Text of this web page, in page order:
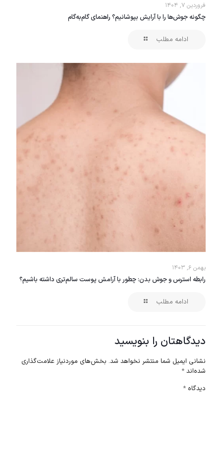
فروردین ۷, ۱۴۰۴
چگونه جوش‌ها را با آرایش بپوشانیم؟ راهنمای گام‌به‌گام
ادامه مطلب
بهمن ۶, ۱۴۰۳
رابطه استرس و جوش بدن: چطور با آرامش پوست سالم‌تری داشته باشیم؟
ادامه مطلب
دیدگاهتان را بنویسید
نشانی ایمیل شما منتشر نخواهد شد. بخش‌های موردنیاز علامت‌گذاری
شده‌اند *
دیدگاه *